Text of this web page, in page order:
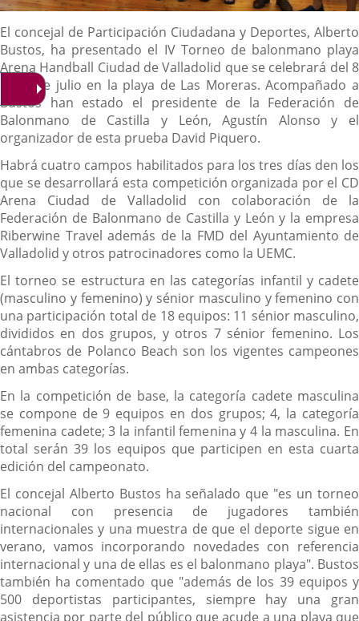
Descripción
El concejal de Participación Ciudadana y Deportes, Alberto
Bustos, ha presentado el IV Torneo de balonmano playa
Arena Handball Ciudad de Valladolid que se celebrará del 8
al 10 de julio en la playa de Las Moreras. Acompañado a
Bustos han estado el presidente de la Federación de
Balonmano de Castilla y León, Agustín Alonso y el
organizador de esta prueba David Piquero.
Habrá cuatro campos habilitados para los tres días den los
que se desarrollará esta competición organizada por el CD
Arena Ciudad de Valladolid con colaboración de la
Federación de Balonmano de Castilla y León y la empresa
Riberwine Travel además de la FMD del Ayuntamiento de
Valladolid y otros patrocinadores como la UEMC.
El torneo se estructura en las categorías infantil y cadete
(masculino y femenino) y sénior masculino y femenino con
una participación total de 18 equipos: 11 sénior masculino,
divididos en dos grupos, y otros 7 sénior femenino. Los
cántabros de Polanco Beach son los vigentes campeones
en ambas categorías.
En la competición de base, la categoría cadete masculina
se compone de 9 equipos en dos grupos; 4, la categoría
femenina cadete; 3 la infantil femenina y 4 la masculina. En
total serán 39 los equipos que participen en esta cuarta
edición del campeonato.
El concejal Alberto Bustos ha señalado que "es un torneo
nacional con presencia de jugadores también
internacionales y una muestra de que el deporte sigue en
verano, vamos incorporando novedades con referencia
internacional y una de ellas es el balonmano playa". Bustos
también ha comentado que "además de los 39 equipos y
500 deportistas participantes, siempre hay una gran
asistencia por parte del público que acude a una playa que